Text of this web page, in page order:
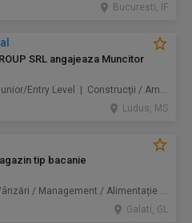
Bucuresti, IF
SRL angajeaza Muncitor
Full time | Junior/Entry Level | Construcţii / Amenajări
Ludus, MS
tip bacanie
Full time | Vânzări / Management / Alimentație / Comerț
Galati, GL